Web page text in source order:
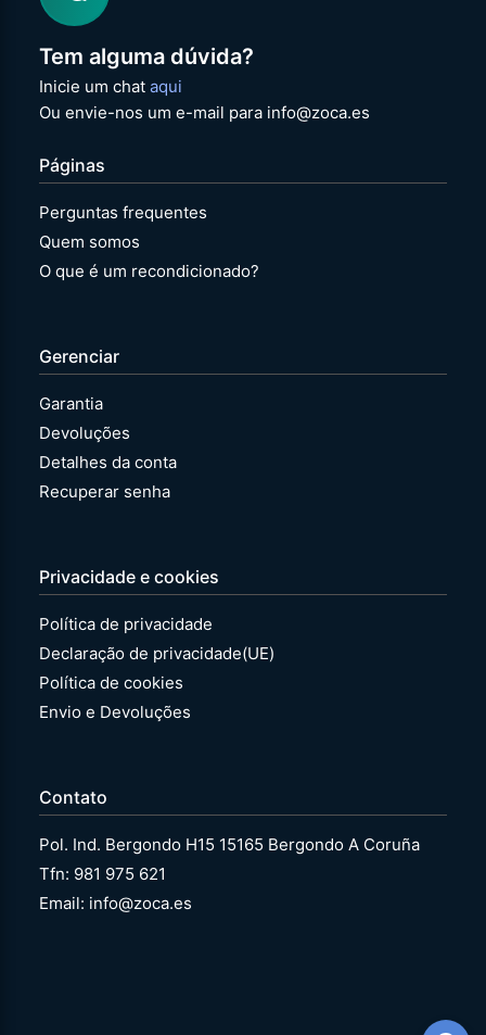
Tem alguma dúvida?
Inicie um chataqui
Ou envie-nos um e-mail para info@zoca.es
Páginas
Perguntas frequentes
Quem somos
O que é um recondicionado?
Gerenciar
Garantia
Devoluções
Detalhes da conta
Recuperar senha
Privacidade e cookies
Política de privacidade
Declaração de privacidade(UE)
Política de cookies
Envio e Devoluções
Contato
Pol. Ind. Bergondo H15 15165 Bergondo A Coruña
Tfn: 981 975 621
Email: info@zoca.es